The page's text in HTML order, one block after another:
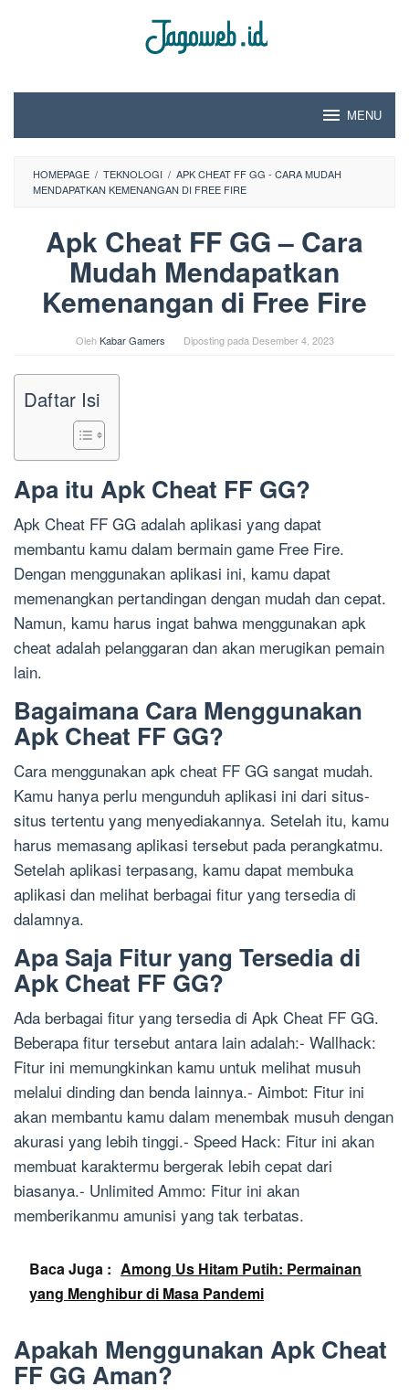
MENU
HOMEPAGE / TEKNOLOGI / APK CHEAT FF GG - CARA MUDAH
MENDAPATKAN KEMENANGAN DI FREE FIRE
Apk Cheat FF GG – Cara
Mudah Mendapatkan
Kemenangan di Free Fire
OlehKabar Gamers Diposting pada Desember 4, 2023
Daftar Isi
Apa itu Apk Cheat FF GG?
Apk Cheat FF GG adalah aplikasi yang dapat
membantu kamu dalam bermain game Free Fire.
Dengan menggunakan aplikasi ini, kamu dapat
memenangkan pertandingan dengan mudah dan cepat.
Namun, kamu harus ingat bahwa menggunakan apk
cheat adalah pelanggaran dan akan merugikan pemain
lain.
Bagaimana Cara Menggunakan
Apk Cheat FF GG?
Cara menggunakan apk cheat FF GG sangat mudah.
Kamu hanya perlu mengunduh aplikasi ini dari situs-
situs tertentu yang menyediakannya. Setelah itu, kamu
harus memasang aplikasi tersebut pada perangkatmu.
Setelah aplikasi terpasang, kamu dapat membuka
aplikasi dan melihat berbagai fitur yang tersedia di
dalamnya.
Apa Saja Fitur yang Tersedia di
Apk Cheat FF GG?
Ada berbagai fitur yang tersedia di Apk Cheat FF GG.
Beberapa fitur tersebut antara lain adalah:- Wallhack:
Fitur ini memungkinkan kamu untuk melihat musuh
melalui dinding dan benda lainnya.- Aimbot: Fitur ini
akan membantu kamu dalam menembak musuh dengan
akurasi yang lebih tinggi.- Speed Hack: Fitur ini akan
membuat karaktermu bergerak lebih cepat dari
biasanya.- Unlimited Ammo: Fitur ini akan
memberikanmu amunisi yang tak terbatas.
Baca Juga : Among Us Hitam Putih: Permainan
yang Menghibur di Masa Pandemi
Apakah Menggunakan Apk Cheat
FF GG Aman?